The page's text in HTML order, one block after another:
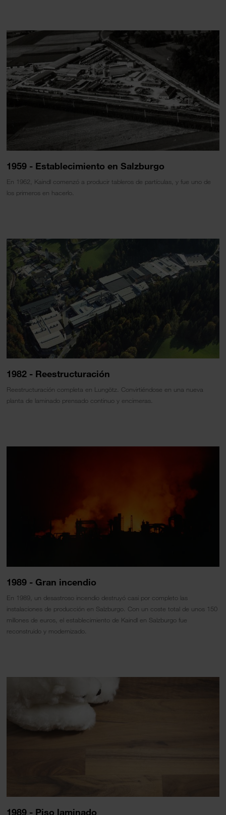
1959 - Establecimiento en Salzburgo
En 1962, Kaindl comenzó a producir tableros de partículas, y fue uno de
los primeros en hacerlo.
1982 - Reestructuración
Reestructuración completa en Lungötz. Convirtiéndose en una nueva
planta de laminado prensado continuo y encimeras.
1989 - Gran incendio
En 1989, un desastroso incendio destruyó casi por completo las
instalaciones de producción en Salzburgo. Con un coste total de unos 150
millones de euros, el establecimiento de Kaindl en Salzburgo fue
reconstruido y modernizado.
1989 - Piso laminado